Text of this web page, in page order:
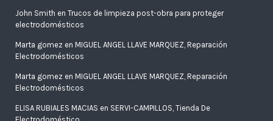
John Smith en Trucos de limpieza post-obra para proteger
electrodomésticos
Marta gomez en MIGUEL ANGEL LLAVE MARQUEZ, Reparación
Electrodomésticos
Marta gomez en MIGUEL ANGEL LLAVE MARQUEZ, Reparación
Electrodomésticos
ELISA RUBIALES MACIAS en SERVI-CAMPILLOS, Tienda De